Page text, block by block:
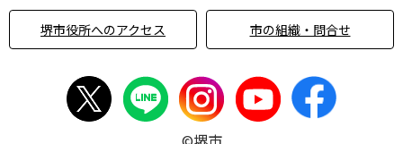
堺市役所へのアクセス 市の組織・問合せ